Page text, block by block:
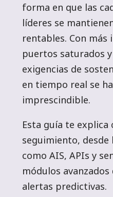
forma en que las
líderes se
rentables. Con
puertos saturados
exigencias de
en tiempo real se
imprescindible.
Esta guía te
seguimiento, desde
como AIS, APIs y
módulos
alertas predictivas.